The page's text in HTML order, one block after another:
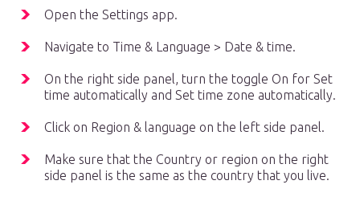
Open the Settings app.
Navigate to Time & Language > Date & time.
On the right side panel, turn the toggle On for Set
time automatically and Set time zone automatically.
Click on Region & language on the left side panel.
Make sure that the Country or region on the right
side panel is the same as the country that you live.